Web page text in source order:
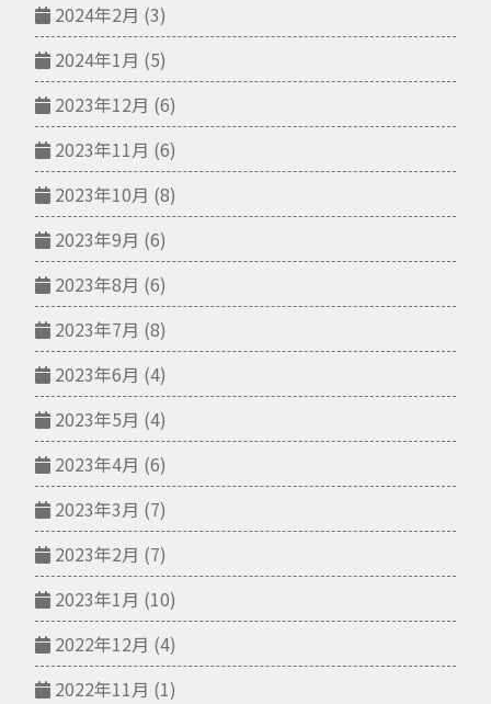
2024年2月 (3)
2024年1月 (5)
2023年12月 (6)
2023年11月 (6)
2023年10月 (8)
2023年9月 (6)
2023年8月 (6)
2023年7月 (8)
2023年6月 (4)
2023年5月 (4)
2023年4月 (6)
2023年3月 (7)
2023年2月 (7)
2023年1月 (10)
2022年12月 (4)
2022年11月 (1)